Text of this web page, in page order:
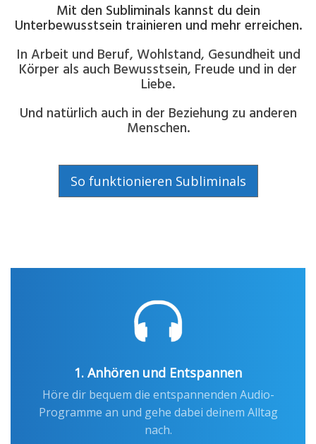
Mit den Subliminals kannst du dein
Unterbewusstsein trainieren und mehr erreichen.
In Arbeit und Beruf, Wohlstand, Gesundheit und
Körper als auch Bewusstsein, Freude und in der
Liebe.
Und natürlich auch in der Beziehung zu anderen
Menschen.
So funktionieren Subliminals
1. Anhören und Entspannen
Höre dir bequem die entspannenden Audio-
Programme an und gehe dabei deinem Alltag
nach.